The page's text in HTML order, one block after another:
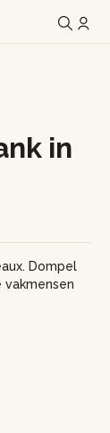
in
Dompel